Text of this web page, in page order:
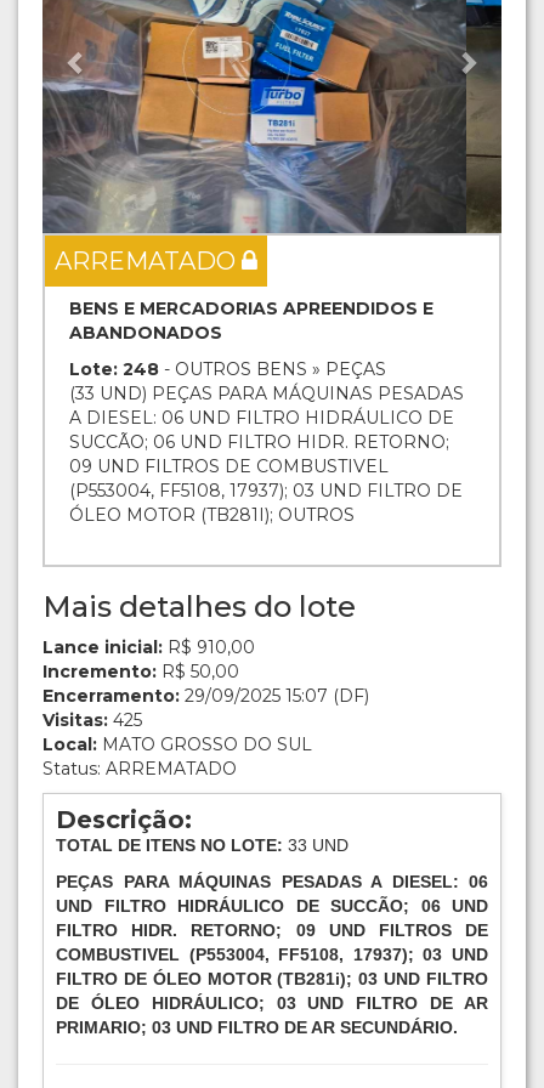
ARREMATADO
BENS E MERCADORIAS APREENDIDOS E
ABANDONADOS
Lote: 248 - OUTROS BENS » PEÇAS
(33 UND) PEÇAS PARA MÁQUINAS PESADAS
A DIESEL: 06 UND FILTRO HIDRÁULICO DE
SUCCÃO; 06 UND FILTRO HIDR. RETORNO;
09 UND FILTROS DE COMBUSTIVEL
(P553004, FF5108, 17937); 03 UND FILTRO DE
ÓLEO MOTOR (TB281I); OUTROS
Mais detalhes do lote
Lance inicial: R$ 910,00
Incremento: R$ 50,00
Encerramento: 29/09/2025 15:07 (DF)
Visitas: 425
Local: MATO GROSSO DO SUL
Status: ARREMATADO
Descrição:
TOTAL DE ITENS NO LOTE: 33 UND
PEÇAS PARA MÁQUINAS PESADAS A DIESEL: 06
UND FILTRO HIDRÁULICO DE SUCCÃO; 06 UND
FILTRO HIDR. RETORNO; 09 UND FILTROS DE
COMBUSTIVEL (P553004, FF5108, 17937); 03 UND
FILTRO DE ÓLEO MOTOR (TB281i); 03 UND FILTRO
DE ÓLEO HIDRÁULICO; 03 UND FILTRO DE AR
PRIMARIO; 03 UND FILTRO DE AR SECUNDÁRIO.